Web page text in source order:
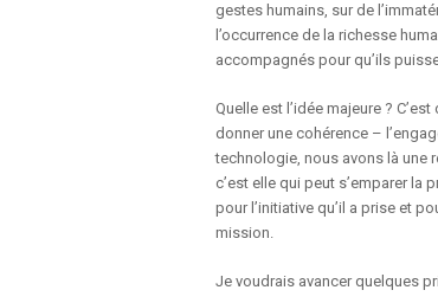
gestes humains, sur de
l’occurrence de la richesse
accompagnés pour qu’ils
Quelle est l’idée majeure ?
donner une cohérence –
technologie, nous avons là une
c’est elle qui peut s’emparer la
pour l’initiative qu’il a prise et
mission.
Je voudrais avancer quelques